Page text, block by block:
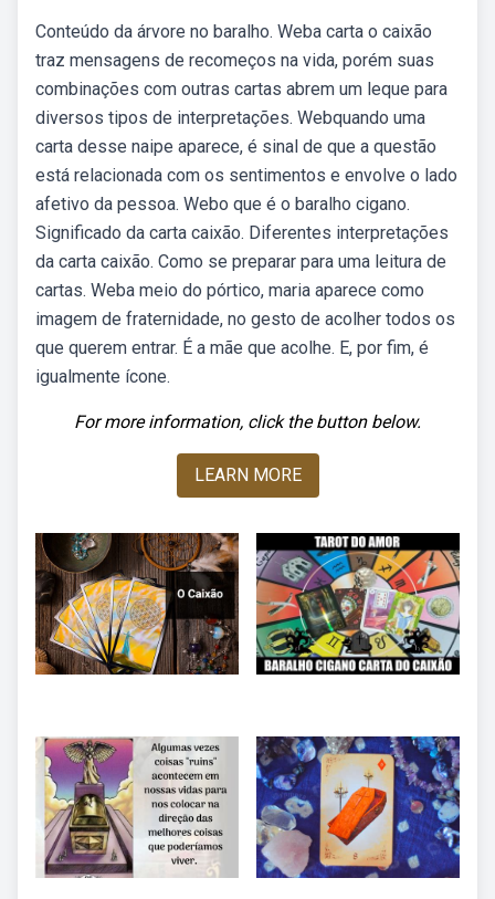
Conteúdo da árvore no baralho. Weba carta o caixão
traz mensagens de recomeços na vida, porém suas
combinações com outras cartas abrem um leque para
diversos tipos de interpretações. Webquando uma
carta desse naipe aparece, é sinal de que a questão
está relacionada com os sentimentos e envolve o lado
afetivo da pessoa. Webo que é o baralho cigano.
Significado da carta caixão. Diferentes interpretações
da carta caixão. Como se preparar para uma leitura de
cartas. Weba meio do pórtico, maria aparece como
imagem de fraternidade, no gesto de acolher todos os
que querem entrar. É a mãe que acolhe. E, por fim, é
igualmente ícone.
For more information, click the button below.
LEARN MORE